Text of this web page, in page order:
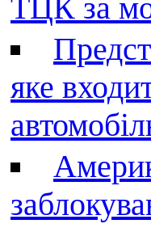
ТЦК за
яке